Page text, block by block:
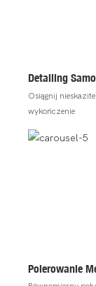
Detailing
Osiągnij
wykończenie
Polerowanie